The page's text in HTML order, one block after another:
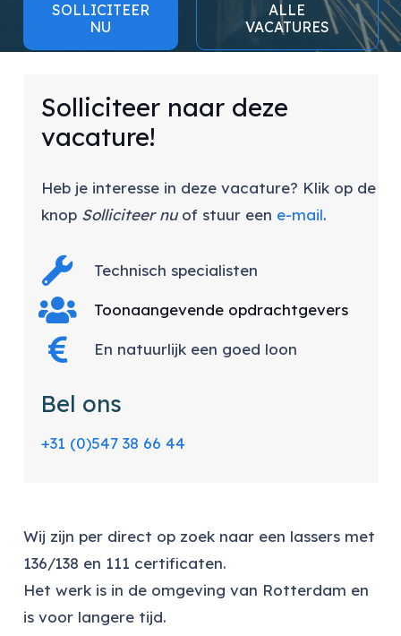
SOLLICITEER
NU
ALLE
VACATURES
Solliciteer naar deze
vacature!
Heb je interesse in deze vacature? Klik op de
knop Solliciteer nuof stuur een e-mail.
Technisch specialisten
Toonaangevende opdrachtgevers
En natuurlijk een goed loon
Bel ons
+31 (0)547 38 66 44
Wij zijn per direct op zoek naar een lassers met
136/138 en 111 certificaten.
Het werk is in de omgeving van Rotterdam en
is voor langere tijd.